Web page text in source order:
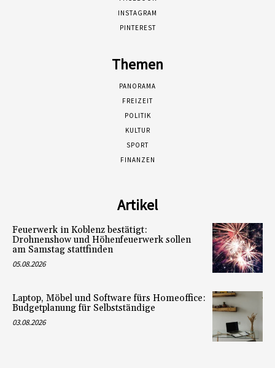
INSTAGRAM
PINTEREST
Themen
PANORAMA
FREIZEIT
POLITIK
KULTUR
SPORT
FINANZEN
Artikel
Feuerwerk in Koblenz bestätigt:
Drohnenshow und Höhenfeuerwerk sollen
am Samstag stattfinden
05.08.2026
Laptop, Möbel und Software fürs Homeoffice:
Budgetplanung für Selbstständige
03.08.2026